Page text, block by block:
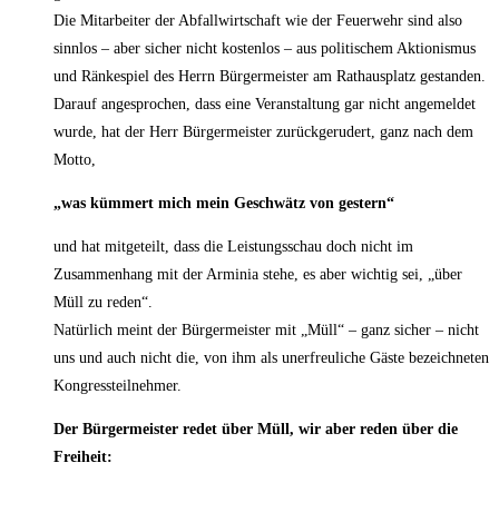
Die Mitarbeiter der Abfallwirtschaft wie der Feuerwehr sind also
sinnlos – aber sicher nicht kostenlos – aus politischem Aktionismus
und Ränkespiel des Herrn Bürgermeister am Rathausplatz gestanden.
Darauf angesprochen, dass eine Veranstaltung gar nicht angemeldet
wurde, hat der Herr Bürgermeister zurückgerudert, ganz nach dem
Motto,
„was kümmert mich mein Geschwätz von gestern“
und hat mitgeteilt, dass die Leistungsschau doch nicht im
Zusammenhang mit der Arminia stehe, es aber wichtig sei, „über
Müll zu reden“.
Natürlich meint der Bürgermeister mit „Müll“ – ganz sicher – nicht
uns und auch nicht die, von ihm als unerfreuliche Gäste bezeichneten
Kongressteilnehmer.
Der Bürgermeister redet über Müll, wir aber reden über die
Freiheit: